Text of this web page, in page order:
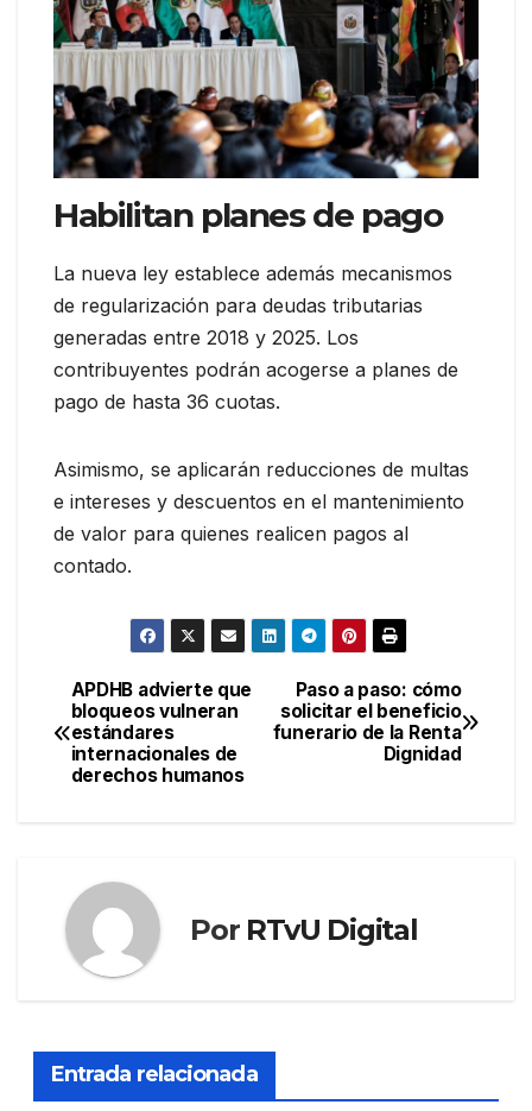
Habilitan planes de pago
La nueva ley establece además mecanismos
de regularización para deudas tributarias
generadas entre 2018 y 2025. Los
contribuyentes podrán acogerse a planes de
pago de hasta 36 cuotas.
Asimismo, se aplicarán reducciones de multas
e intereses y descuentos en el mantenimiento
de valor para quienes realicen pagos al
contado.
Navegación
de
Paso a paso: cómo
solicitar el beneficio
funerario de la Renta
Dignidad
APDHB advierte que
bloqueos vulneran
estándares
internacionales de
derechos humanos
Por RTvU Digital
Entrada relacionada